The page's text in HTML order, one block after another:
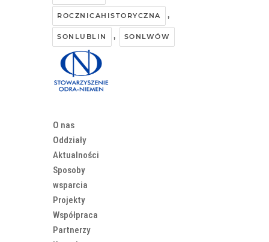
ROCZNICAHISTORYCZNA ,
SONLUBLIN , SONLWÓW
O nas
Oddziały
Aktualności
Sposoby
wsparcia
Projekty
Współpraca
Partnerzy